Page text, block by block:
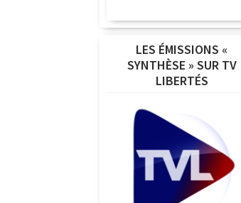
LES ÉMISSIONS «
SYNTHÈSE » SUR TV
LIBERTÉS